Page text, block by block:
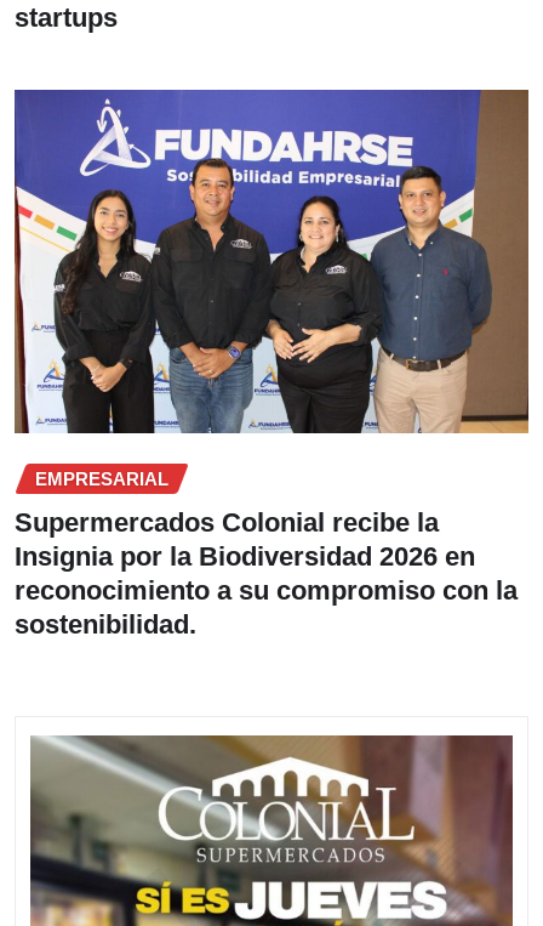
startups
EMPRESARIAL
Supermercados Colonial recibe la
Insignia por la Biodiversidad 2026 en
reconocimiento a su compromiso con la
sostenibilidad.